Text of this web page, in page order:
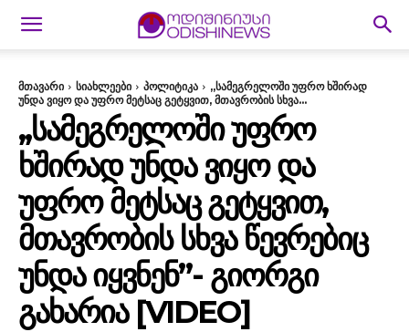
მთავარი სიახლეები პოლიტიკა
,,სამეგრელოში უფრო ხშირად
უნდა ვიყო და უფრო მეტსაც გეტყვით, მთავრობის სხვა...
,,ᲡᲐᲛᲔᲒᲠᲔᲚᲝᲨᲘ ᲣᲤᲠᲝ
ᲮᲨᲘᲠᲐᲓ ᲣᲜᲓᲐ ᲕᲘᲧᲝ ᲓᲐ
ᲣᲤᲠᲝ ᲛᲔᲢᲡᲐᲪ ᲒᲔᲢᲧᲕᲘᲗ,
ᲛᲗᲐᲕᲠᲝᲑᲘᲡ ᲡᲮᲕᲐ ᲬᲔᲕᲠᲔᲑᲘᲪ
ᲣᲜᲓᲐ ᲘᲧᲕᲜᲔᲜ”- ᲒᲘᲝᲠᲒᲘ
ᲒᲐᲮᲐᲠᲘᲐ [VIDEO]